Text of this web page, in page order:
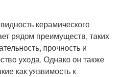
керамического
рядом преимуществ, таких
прочность и
ухода. Однако он также
как уязвимость к